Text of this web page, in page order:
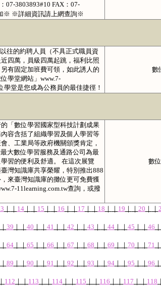
3803893#10 FAX：07-
※ ※詳細資訊請上網查詢※
往的約聘人員（不具正式職員資
四萬，員級四萬起跳，福利比照
有固定加班費可領，如此誘人的
學堂網站」www.7-
堂是您成為公務員的最佳捷徑！
數
「數位學習國家型科技計劃成果
容含括了組織學習及個人學習等
、工業局等政府機關頒獎肯定，
大數位學習服務及通路公司為最
習的便利及舒適。 在這次展覽
灣知識庫共享榮耀，特別推出888
來臺灣知識庫的攤位更可免費獲
11learning.com.tw查詢，或撥
數
｜ ｜ 14｜ ｜ 15 ｜ ｜ 16 ｜ ｜ 17 ｜ ｜ 18 ｜ ｜ 19 ｜ ｜ 20 ｜ ｜
｜ 39 ｜ ｜ 40 ｜ ｜ 41 ｜ ｜ 42 ｜ ｜ 43 ｜ ｜ 44｜ ｜ 45 ｜ ｜ 46 ｜
｜ 64｜ ｜ 65 ｜ ｜ 66 ｜ ｜ 67 ｜ ｜ 68 ｜ ｜ 69 ｜ ｜ 70 ｜ ｜ 71 ｜
｜ 89 ｜ ｜ 90 ｜ ｜ 91 ｜ ｜ 92 ｜ ｜ 93 ｜ ｜ 94｜ ｜ 95 ｜ ｜ 96 ｜
｜ 112 ｜ ｜ 113 ｜ ｜ 114 ｜ ｜ 115 ｜ ｜ 116 ｜ ｜ 117 ｜ ｜ 118 ｜